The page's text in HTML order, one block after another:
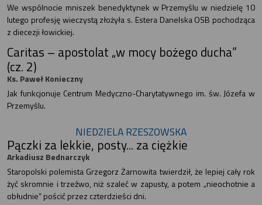
We wspólnocie mniszek benedyktynek w Przemyślu w niedzielę 10
lutego profesję wieczystą złożyła s. Estera Danelska OSB pochodząca
z diecezji łowickiej.
Caritas – apostolat „w mocy bożego ducha”
(cz. 2)
Ks. Paweł Konieczny
Jak funkcjonuje Centrum Medyczno-Charytatywnego im. św. Józefa w
Przemyślu.
NIEDZIELA RZESZOWSKA
Pączki za lekkie, posty... za ciężkie
Arkadiusz Bednarczyk
Staropolski polemista Grzegorz Żarnowita twierdził, że lepiej cały rok
żyć skromnie i trzeźwo, niż szaleć w zapusty, a potem „nieochotnie a
obłudnie” pościć przez czterdzieści dni.